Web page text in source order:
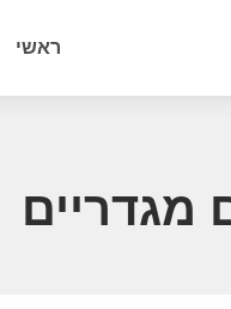
ראשי
מגדריים